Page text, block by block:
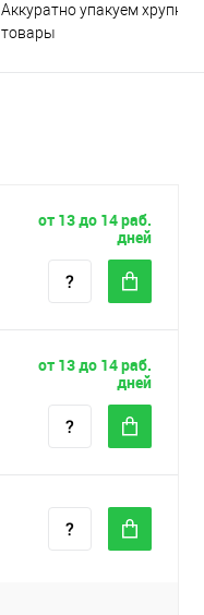
Аккуратно упакуем хрупкие
товары
от 13 до 14 раб.
дней
от 13 до 14 раб.
дней